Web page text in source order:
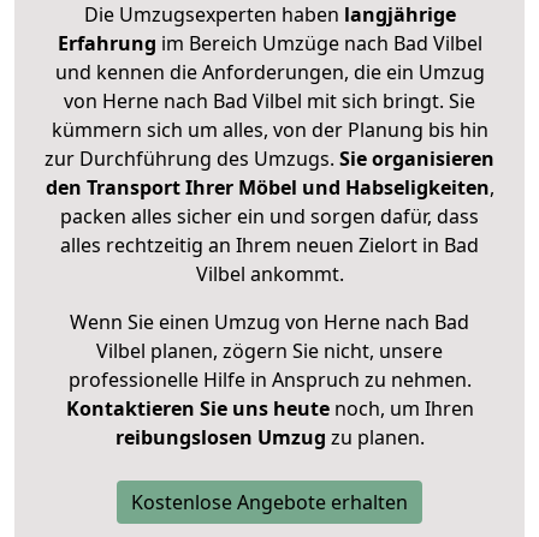
Die Umzugsexperten haben langjährige
Erfahrung im Bereich Umzüge nach Bad Vilbel
und kennen die Anforderungen, die ein Umzug
von Herne nach Bad Vilbel mit sich bringt. Sie
kümmern sich um alles, von der Planung bis hin
zur Durchführung des Umzugs. Sie organisieren
den Transport Ihrer Möbel und Habseligkeiten,
packen alles sicher ein und sorgen dafür, dass
alles rechtzeitig an Ihrem neuen Zielort in Bad
Vilbel ankommt.
Wenn Sie einen Umzug von Herne nach Bad
Vilbel planen, zögern Sie nicht, unsere
professionelle Hilfe in Anspruch zu nehmen.
Kontaktieren Sie uns heutenoch, um Ihren
reibungslosen Umzug zu planen.
Kostenlose Angebote erhalten